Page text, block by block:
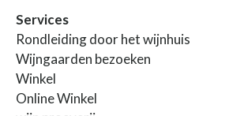
Services
Rondleiding door het wijnhuis
Wijngaarden bezoeken
Winkel
Online Winkel